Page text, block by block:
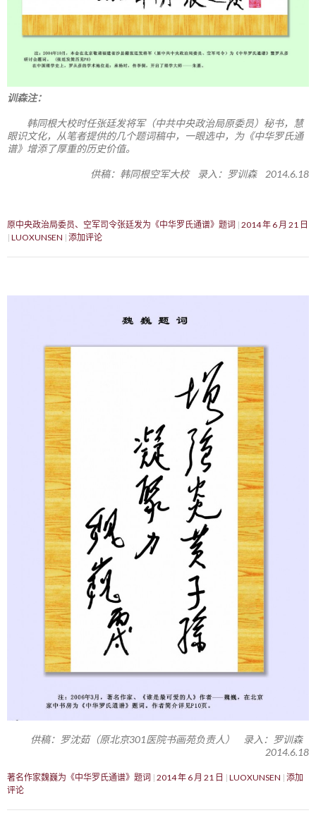
训森注：
韩同根大校时任张廷发将军（中共中央政治局原委员）秘书，慧
眼识文化，从笔者提供的几个题词稿中，一眼选中，为《中华罗氏通
谱》增添了厚重的历史价值。
供稿：韩同根空军大校 录入：罗训森 2014.6.18
原中央政治局委员、空军司令张廷发为《中华罗氏通谱》题词 2014 年 6 月 21 日
LUOXUNSEN 添加评论
供稿：罗沈茹（原北京301医院书画苑负责人） 录入：罗训森
2014.6.18
著名作家魏巍为《中华罗氏通谱》题词 2014 年 6 月 21 日 LUOXUNSEN 添加
评论